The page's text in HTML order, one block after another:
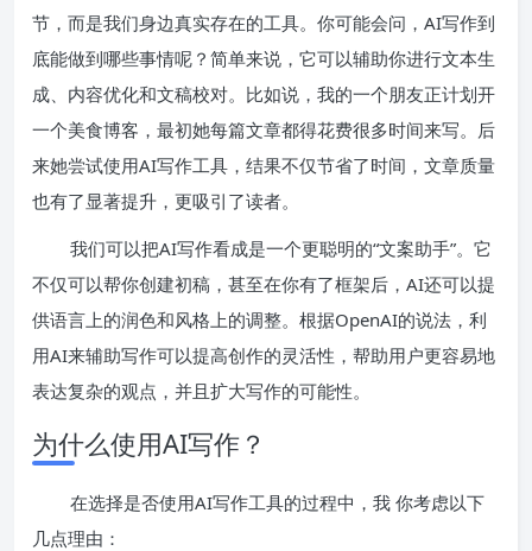
节，而是我们身边真实存在的工具。你可能会问，AI写作到
底能做到哪些事情呢？简单来说，它可以辅助你进行文本生
成、内容优化和文稿校对。比如说，我的一个朋友正计划开
一个美食博客，最初她每篇文章都得花费很多时间来写。后
来她尝试使用AI写作工具，结果不仅节省了时间，文章质量
也有了显著提升，更吸引了读者。
我们可以把AI写作看成是一个更聪明的“文案助手”。它
不仅可以帮你创建初稿，甚至在你有了框架后，AI还可以提
供语言上的润色和风格上的调整。根据OpenAI的说法，利
用AI来辅助写作可以提高创作的灵活性，帮助用户更容易地
表达复杂的观点，并且扩大写作的可能性。
为什么使用AI写作？
在选择是否使用AI写作工具的过程中，我 你考虑以下
几点理由：